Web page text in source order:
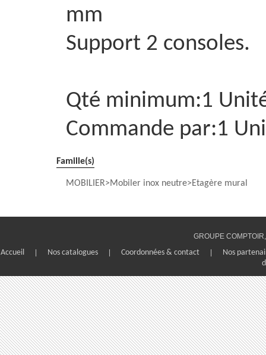
mm
Support 2 consoles.
Qté minimum:1
Commande par:1
Famille(s)
MOBILIER Mobiler inox neutre Etagère mural
GROUPE
Accueil Nos catalogues Coordonnées & contact
Nos